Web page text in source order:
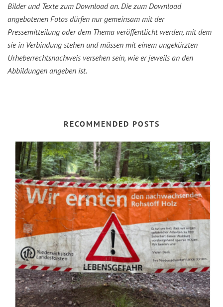
Bilder und Texte zum Download an. Die zum Download
angebotenen Fotos dürfen nur gemeinsam mit der
Pressemitteilung oder dem Thema veröffentlicht werden, mit dem
sie in Verbindung stehen und müssen mit einem ungekürzten
Urheberrechtsnachweis versehen sein, wie er jeweils an den
Abbildungen angeben ist.
RECOMMENDED POSTS